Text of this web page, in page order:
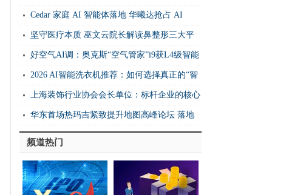
Cedar 家庭 AI 智能体落地 华曦达抢占 AI
Home 生态核心制高点
坚守医疗本质 巫文云院长解读鼻整形三大平
衡法则
好空气AI调：奥克斯“空气管家”i9获L4级智能
证书 重构空调行业价值坐标系
2026 AI智能洗衣机推荐：如何选择真正的“智
能”洗衣机？
上海装饰行业协会会长单位：标杆企业的核心
实力与行业示范作用
华东首场热玛吉紧致提升地图高峰论坛 落地
上海卓栎丽格
频道热门